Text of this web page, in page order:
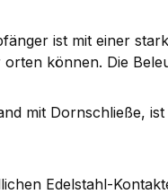
ist mit einer
können. Die
mit Dornschließe,
Edelstahl-